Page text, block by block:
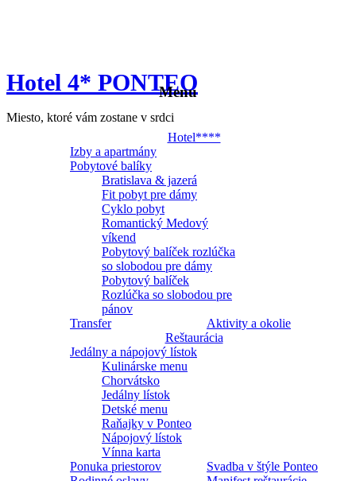
Hotel 4* PONTEO
Miesto, ktoré vám zostane v srdci
Menu
Hotel****
Izby a apartmány
Pobytové balíky
Bratislava & jazerá
Fit pobyt pre dámy
Cyklo pobyt
Romantický Medový
víkend
Pobytový balíček rozlúčka
so slobodou pre dámy
Pobytový balíček
Rozlúčka so slobodou pre
pánov
Transfer
Aktivity a okolie
Reštaurácia
Jedálny a nápojový lístok
Kulinárske menu
Chorvátsko
Jedálny lístok
Detské menu
Raňajky v Ponteo
Nápojový lístok
Vínna karta
Ponuka priestorov
Svadba v štýle Ponteo